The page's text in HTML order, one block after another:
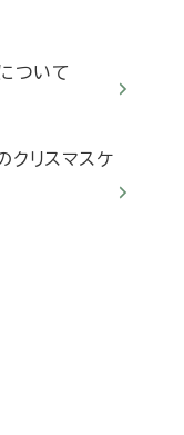
ついて
クリスマスケ